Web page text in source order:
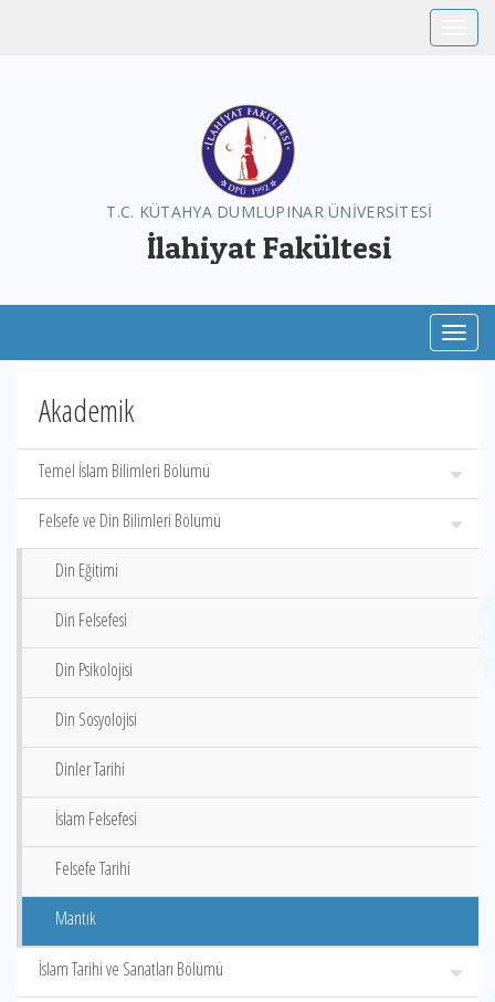
T.C. KÜTAHYA DUMLUPINAR ÜNİVERSİTESİ
İlahiyat Fakültesi
Akademik
Temel İslam Bilimleri Bölümü
Felsefe ve Din Bilimleri Bölümü
Din Eğitimi
Din Felsefesi
Din Psikolojisi
Din Sosyolojisi
Dinler Tarihi
İslam Felsefesi
Felsefe Tarihi
Mantık
İslam Tarihi ve Sanatları Bölümü